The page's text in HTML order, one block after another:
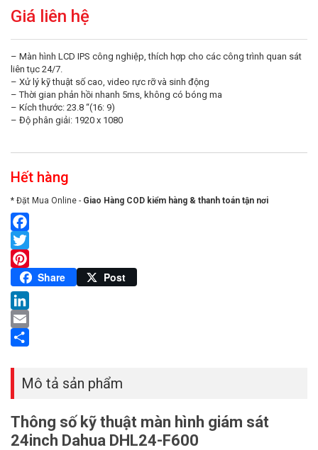
Giá liên hệ
– Màn hình LCD IPS công nghiệp, thích hợp cho các công trình quan sát
liên tục 24/7.
– Xử lý kỹ thuật số cao, video rực rỡ và sinh động
– Thời gian phản hồi nhanh 5ms, không có bóng ma
– Kích thước: 23.8 “(16: 9)
– Độ phân giải: 1920 x 1080
Hết hàng
* Đặt Mua Online - Giao Hàng COD kiểm hàng & thanh toán tận nơi
Facebook
Twitter
Pinterest
Share Post
LinkedIn
Email
Mô tả sản phẩm
Thông số kỹ thuật màn hình giám sát
24inch Dahua DHL24-F600